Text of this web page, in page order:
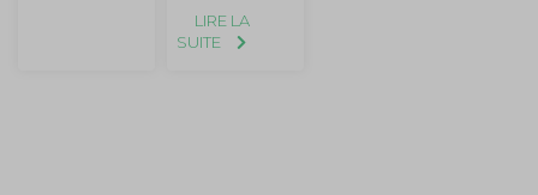
LIRE LA
SUITE